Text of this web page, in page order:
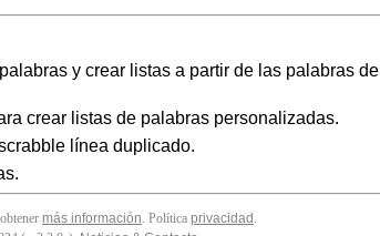
y crear listas a partir de las palabras de
crear listas de palabras personalizadas.
línea duplicado.
más información. Política privacidad .